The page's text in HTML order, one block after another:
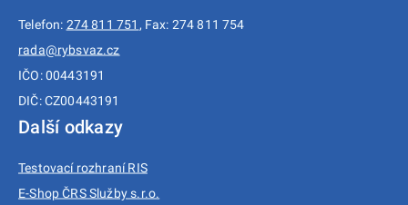
Telefon: 274 811 751
, Fax: 274 811 754
rada@rybsvaz.cz
IČO: 00443191
DIČ: CZ00443191
Další odkazy
Testovací rozhraní RIS
E-Shop ČRS Služby s.r.o.